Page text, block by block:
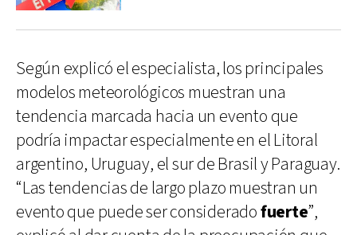
Según explicó el especialista, los principales
modelos meteorológicos muestran una
tendencia marcada hacia un evento que
podría impactar especialmente en el Litoral
argentino, Uruguay, el sur de Brasil y Paraguay.
“Las tendencias de largo plazo muestran un
evento que puede ser consideradofuerte”,